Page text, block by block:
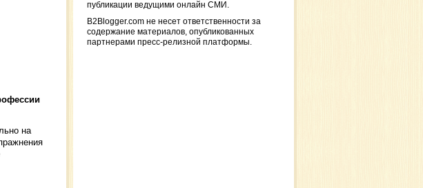
на
публикации ведущими онлайн СМИ.
B2Blogger.com не несет ответственности за
содержание материалов, опубликованных
партнерами пресс-релизной платформы.